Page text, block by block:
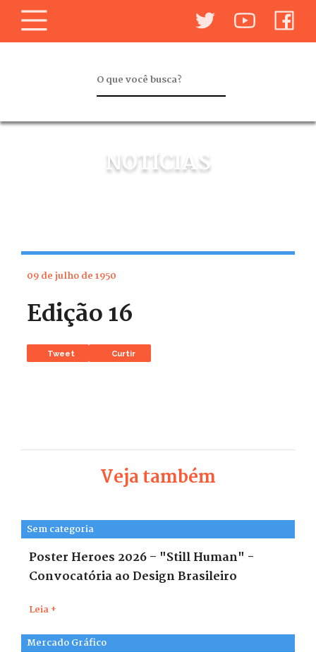
NOTÍCIAS
09 de julho de 1950
Edição 16
Tweet Curtir
Veja também
Sem categoria
Poster Heroes 2026 – "Still Human" -
Convocatória ao Design Brasileiro
Leia +
Mercado Gráfico